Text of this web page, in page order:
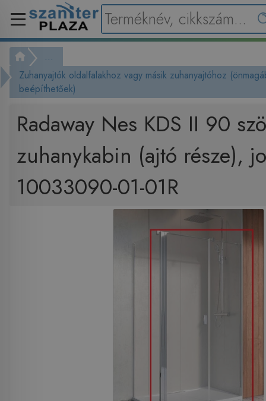
...
Zuhanyajtók oldalfalakhoz vagy másik zuhanyajtóhoz
beépíthetőek)
Radaway Nes KDS II 90
zuhanykabin (ajtó része),
10033090-01-01R